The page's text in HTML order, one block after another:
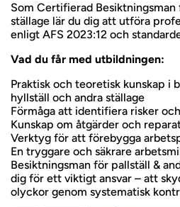
Som Certifierad Besiktningsman
ställage lär du dig att utföra
enligt AFS 2023:12 och
Vad du får med utbildningen:
Praktisk och teoretisk kunskap i
hyllställ och andra ställage
Förmåga att identifiera risker
Kunskap om åtgärder och
Verktyg för att förebygga
En tryggare och säkrare
Besiktningsman för pallställ &
dig för ett viktigt ansvar – att
olyckor genom systematisk